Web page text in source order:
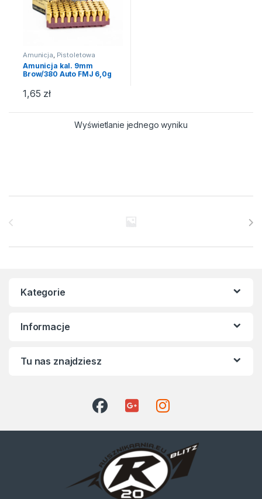
Amunicja, Pistoletowa
Amunicja kal. 9mm
Brow/380 Auto FMJ 6,0g
1,65 zł
Wyświetlanie jednego wyniku
Kategorie
Informacje
Tu nas znajdziesz